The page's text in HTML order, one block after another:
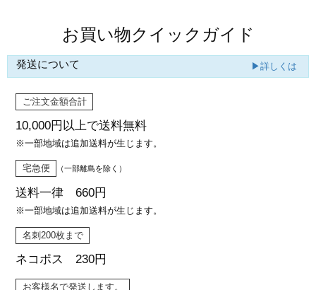
お買い物クイックガイド
発送について ▶詳しくは
ご注文金額合計
10,000円以上で送料無料
※一部地域は追加送料が生じます。
宅急便 （一部離島を除く）
送料一律 660円
※一部地域は追加送料が生じます。
名刺200枚まで
ネコポス 230円
お客様名で発送します。